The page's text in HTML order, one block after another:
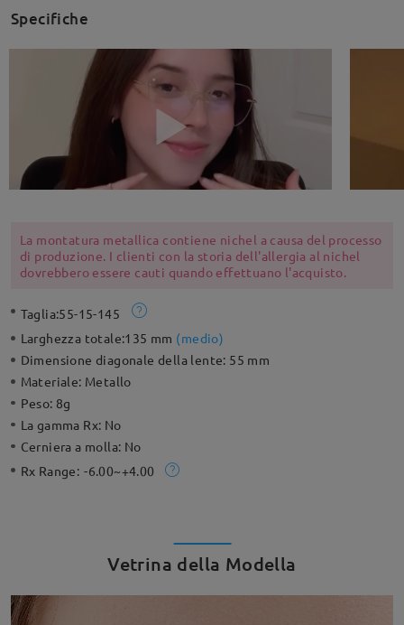
Specifiche
La montatura metallica contiene nichel a causa del processo
di produzione. I clienti con la storia dell'allergia al nichel
dovrebbero essere cauti quando effettuano l'acquisto.
Taglia:55-15-145
Larghezza totale:135 mm (medio)
Dimensione diagonale della lente: 55 mm
Materiale: Metallo
Peso: 8g
La gamma Rx: No
Cerniera a molla: No
Rx Range: -6.00~+4.00
Vetrina della Modella